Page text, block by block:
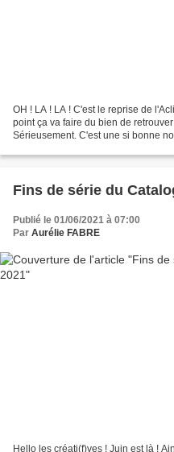
OH ! LA ! LA ! C'est le reprise de
point ça va faire du bien de
Sérieusement. C'est une si bonne
Fins de série du
Publié le 01/06/2021 à 07:00
Par Aurélie FABRE
Hello les créati(f)ves ! Juin est là !